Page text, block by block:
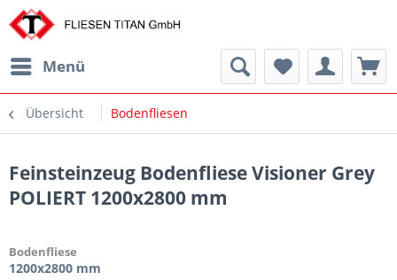
Menü
Übersicht Bodenfliesen
Feinsteinzeug Bodenfliese Visioner Grey
POLIERT 1200x2800 mm
Bodenfliese
1200x2800 mm